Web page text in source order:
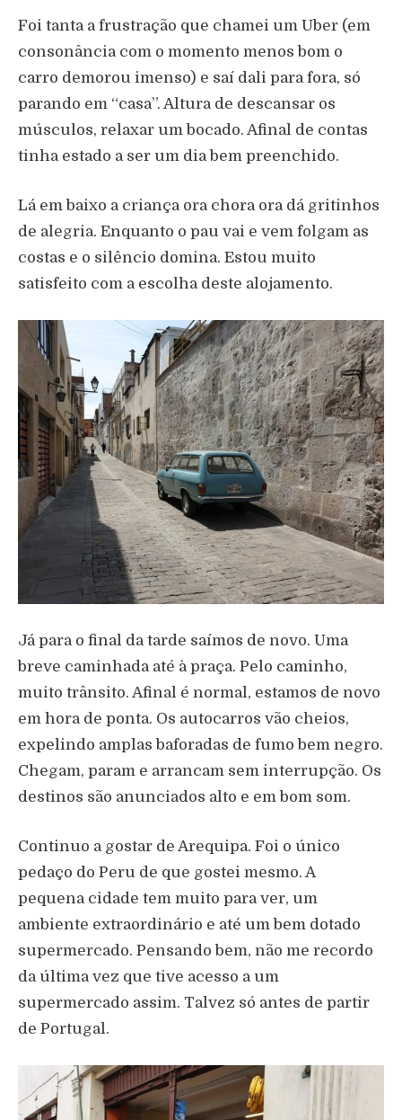
Foi tanta a frustração que chamei um Uber (em
consonância com o momento menos bom o
carro demorou imenso) e saí dali para fora, só
parando em “casa”. Altura de descansar os
músculos, relaxar um bocado. Afinal de contas
tinha estado a ser um dia bem preenchido.
Lá em baixo a criança ora chora ora dá gritinhos
de alegria. Enquanto o pau vai e vem folgam as
costas e o silêncio domina. Estou muito
satisfeito com a escolha deste alojamento.
Já para o final da tarde saímos de novo. Uma
breve caminhada até à praça. Pelo caminho,
muito trânsito. Afinal é normal, estamos de novo
em hora de ponta. Os autocarros vão cheios,
expelindo amplas baforadas de fumo bem negro.
Chegam, param e arrancam sem interrupção. Os
destinos são anunciados alto e em bom som.
Continuo a gostar de Arequipa. Foi o único
pedaço do Peru de que gostei mesmo. A
pequena cidade tem muito para ver, um
ambiente extraordinário e até um bem dotado
supermercado. Pensando bem, não me recordo
da última vez que tive acesso a um
supermercado assim. Talvez só antes de partir
de Portugal.